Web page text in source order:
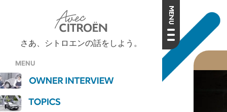
さあ、シトロエンの話をしよう。
MENU